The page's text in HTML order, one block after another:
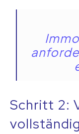
Schritt 2: